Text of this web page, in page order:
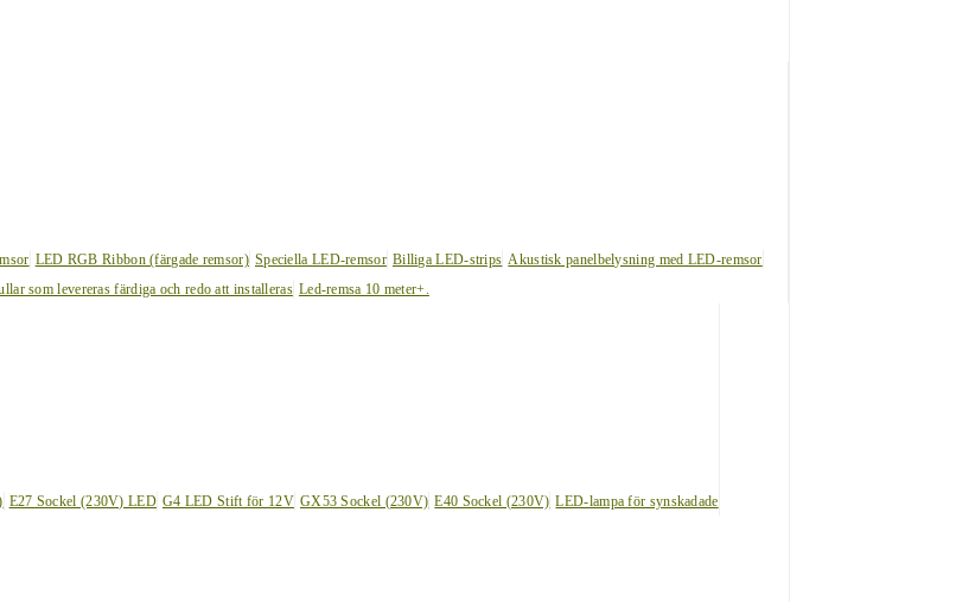
LED RGB Ribbon (färgade remsor) Speciella LED-remsor Billiga LED-strips Akustisk panelbelysning med LED-remsor
som levereras färdiga och redo att installeras Led-remsa 10 meter+.
E27 Sockel (230V) LED G4 LED Stift för 12V GX53 Sockel (230V) E40 Sockel (230V) LED-lampa för synskadade